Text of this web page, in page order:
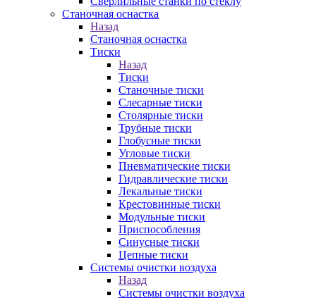
Станочная оснастка
Назад
Станочная оснастка
Тиски
Назад
Тиски
Станочные тиски
Слесарные тиски
Столярные тиски
Трубные тиски
Глобусные тиски
Угловые тиски
Пневматические тиски
Гидравлические тиски
Лекальные тиски
Крестовинные тиски
Модульные тиски
Приспособления
Синусные тиски
Цепные тиски
Системы очистки воздуха
Назад
Системы очистки воздуха